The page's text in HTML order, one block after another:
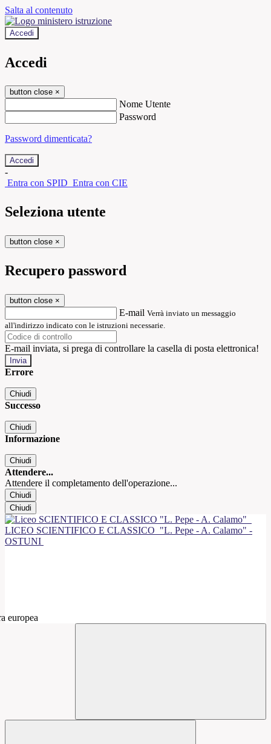
Salta al contenuto
Accedi
Accedi
button close ×
Nome Utente
Password
Password dimenticata?
-
Entra con SPID Entra con CIE
Seleziona utente
button close ×
Recupero password
button close ×
E-mail Verrà inviato un messaggio
all'indirizzo indicato con le istruzioni necessarie.
E-mail inviata, si prega di controllare la casella di posta elettronica!
Errore
Chiudi
Successo
Chiudi
Informazione
Chiudi
Attendere...
Attendere il completamento dell'operazione...
Chiudi
Chiudi
LICEO SCIENTIFICO E CLASSICO "L. Pepe - A. Calamo" -
OSTUNI